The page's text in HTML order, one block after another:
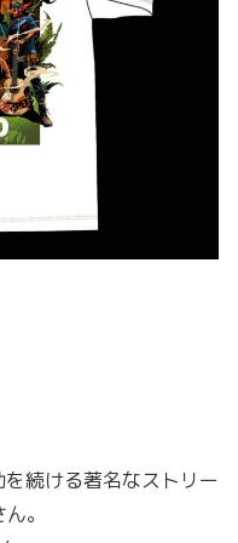
続ける著名なストリー
。